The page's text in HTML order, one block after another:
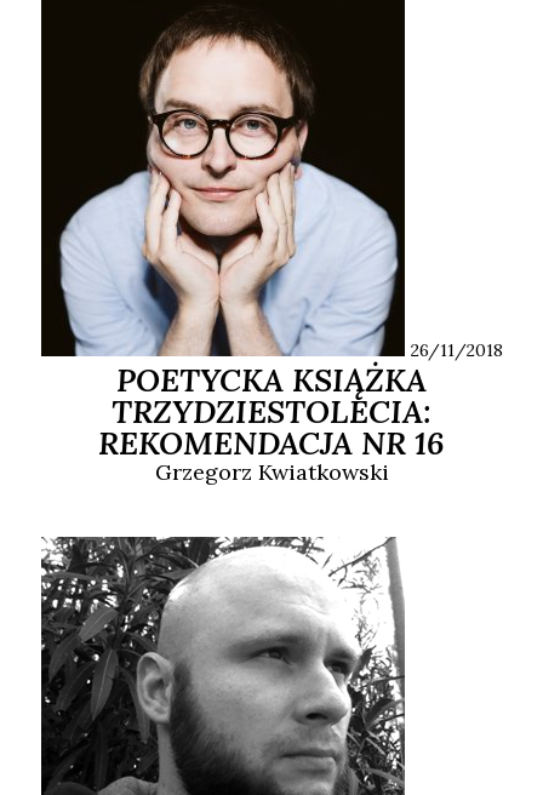
26/11/2018
POETYCKA KSIĄŻKA
TRZYDZIESTOLECIA:
REKOMENDACJA NR 16
Grzegorz Kwiatkowski